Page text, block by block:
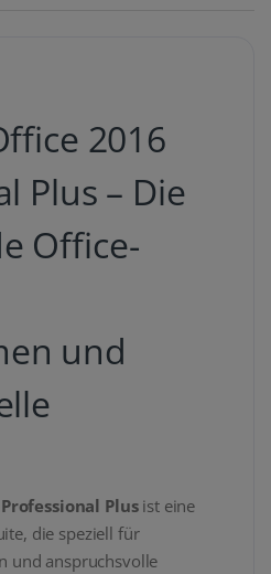
2016
Plus – Die
Office-
und
Plusist eine
die speziell für
und anspruchsvolle